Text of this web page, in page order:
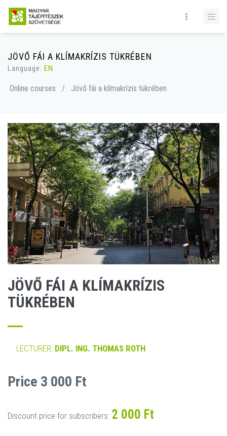
JÖVŐ FÁI A KLÍMAKRÍZIS TÜKRÉBEN
Language: EN
Online courses / Jövő fái a klímakrízis tükrében
JÖVŐ FÁI A KLÍMAKRÍZIS
TÜKRÉBEN
LECTURER: DIPL. ING. THOMAS ROTH
Price 3 000 Ft
Discount price for subscribers: 2 000 Ft